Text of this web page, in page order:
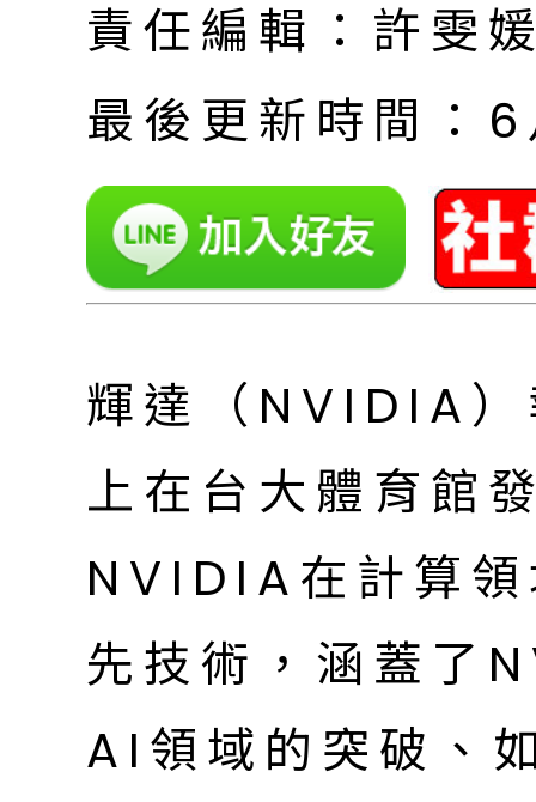
責任編輯：許雯
最後更新時間
輝達（NVIDIA
上在台大體育館
NVIDIA在計算
先技術，涵蓋了
AI領域的突破、